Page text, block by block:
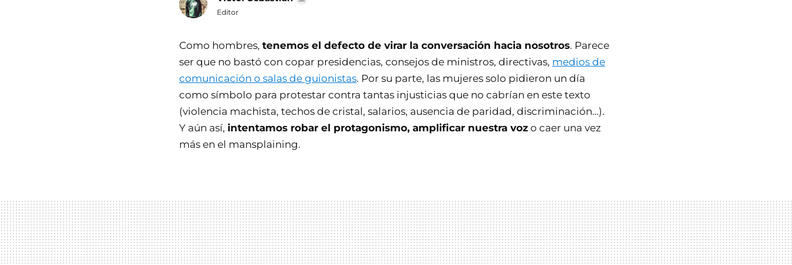
Editor
Como hombres, tenemos el defecto de virar la conversación hacia nosotros. Parece
ser que no bastó con copar presidencias, consejos de ministros, directivas, medios de
comunicación o salas de guionistas. Por su parte, las mujeres solo pidieron un día
como símbolo para protestar contra tantas injusticias que no cabrían en este texto
(violencia machista, techos de cristal, salarios, ausencia de paridad, discriminación…).
Y aún así, intentamos robar el protagonismo, amplificar nuestra voz o caer una vez
más en el mansplaining.